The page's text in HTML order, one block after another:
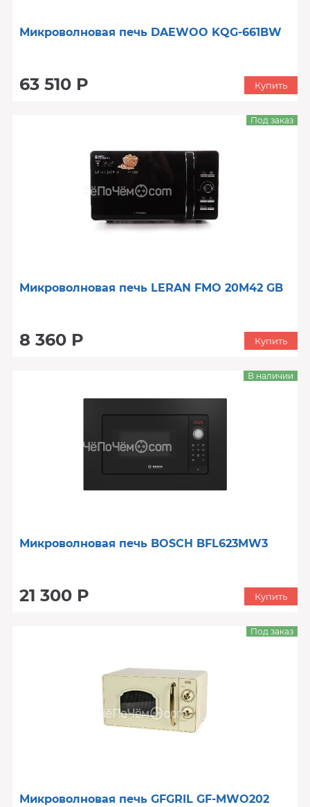
Микроволновая печь DAEWOO KQG-661BW
63 510 Р Купить
Микроволновая печь LERAN FMO 20M42 GB
8 360 Р
Под заказ
Купить
Микроволновая печь BOSCH BFL623MW3
21 300 Р
В наличии
Купить
Микроволновая печь GFGRIL GF-MWO202
Под заказ